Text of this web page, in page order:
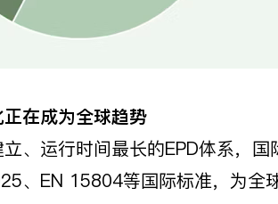
在成为全球趋势
、运行时间最长的EPD体系，国
、EN 15804等国际标准，为全